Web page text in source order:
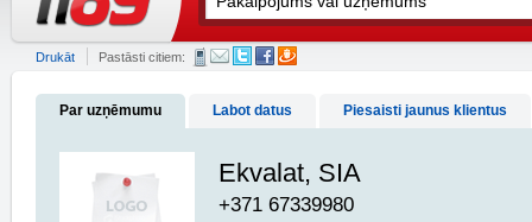
Drukāt Pastāsti citiem:
Par uzņēmumu Labot datus Piesaisti jaunus klientus
Ekvalat, SIA
+371 67339980